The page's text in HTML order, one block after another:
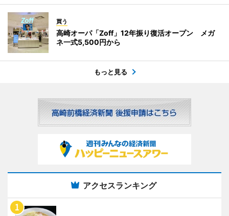
買う
高崎オーパ「Zoff」12年振り復活オープン メガ
ネ一式5,500円から
もっと見る
アクセスランキング